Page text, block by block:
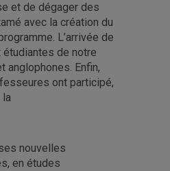
et de dégager des
avec la création du
L’arrivée de
de notre
anglophones. Enfin,
ont participé,
la
nouvelles
en études